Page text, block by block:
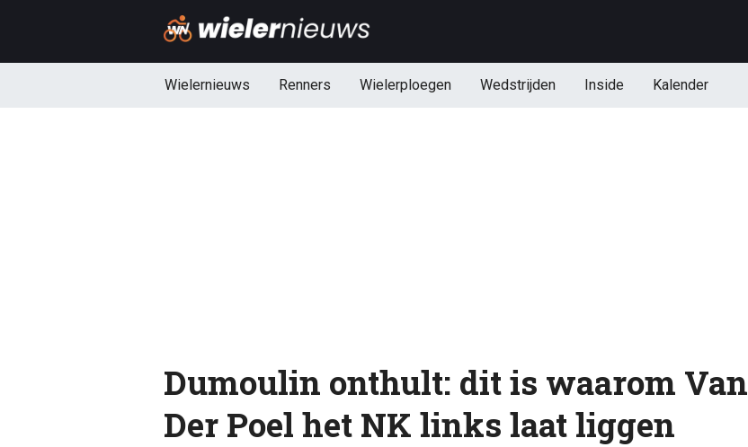
Wielernieuws Renners Wielerploegen Wedstrijden Inside Kalender
Dumoulin onthult: dit is waarom Van
Der Poel het NK links laat liggen